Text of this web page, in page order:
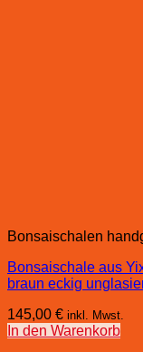
Bonsaischalen
Bonsaischale aus
braun eckig
145,00 € inkl. Mwst.
In den Warenkorb